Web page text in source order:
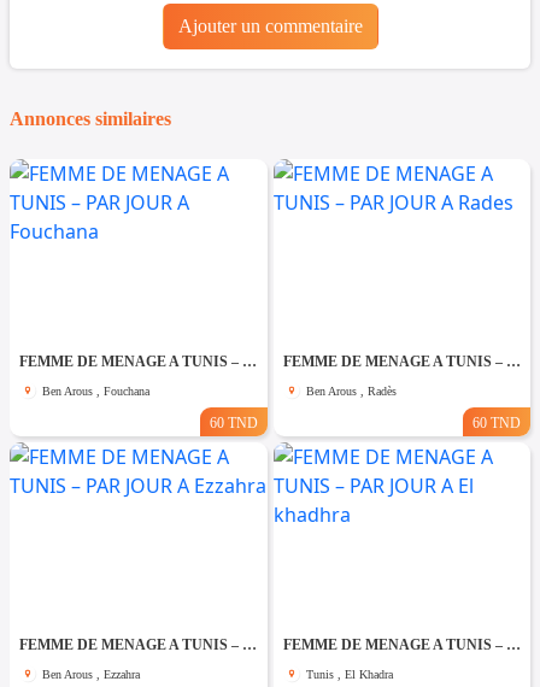
Ajouter un commentaire
Annonces similaires
FEMME DE MENAGE A TUNIS – PAR JOUR A Fouchana
Ben Arous , Fouchana
60 TND
FEMME DE MENAGE A TUNIS – PAR JOUR A Rades
Ben Arous , Radès
60 TND
FEMME DE MENAGE A TUNIS – PAR JOUR A Ezzahra
Ben Arous , Ezzahra
FEMME DE MENAGE A TUNIS – PAR JOUR A El khadhra
Tunis , El Khadra